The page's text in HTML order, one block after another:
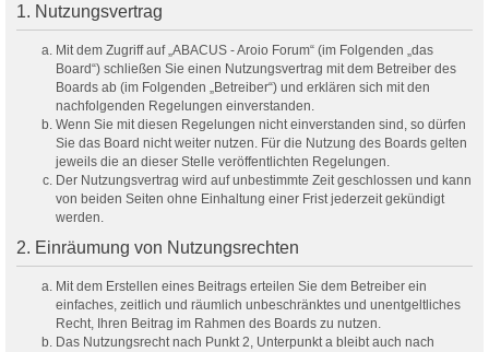
1. Nutzungsvertrag
Mit dem Zugriff auf „ABACUS - Aroio Forum“ (im Folgenden „das
Board“) schließen Sie einen Nutzungsvertrag mit dem Betreiber des
Boards ab (im Folgenden „Betreiber“) und erklären sich mit den
nachfolgenden Regelungen einverstanden.
Wenn Sie mit diesen Regelungen nicht einverstanden sind, so dürfen
Sie das Board nicht weiter nutzen. Für die Nutzung des Boards gelten
jeweils die an dieser Stelle veröffentlichten Regelungen.
Der Nutzungsvertrag wird auf unbestimmte Zeit geschlossen und kann
von beiden Seiten ohne Einhaltung einer Frist jederzeit gekündigt
werden.
2. Einräumung von Nutzungsrechten
Mit dem Erstellen eines Beitrags erteilen Sie dem Betreiber ein
einfaches, zeitlich und räumlich unbeschränktes und unentgeltliches
Recht, Ihren Beitrag im Rahmen des Boards zu nutzen.
Das Nutzungsrecht nach Punkt 2, Unterpunkt a bleibt auch nach